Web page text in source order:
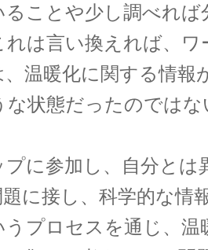
ることや少し調べれ
れは言い換えれば、
温暖化に関する情報
な状態だったのでは
に参加し、自分とは
に接し、科学的な情
プロセスを通じ、温